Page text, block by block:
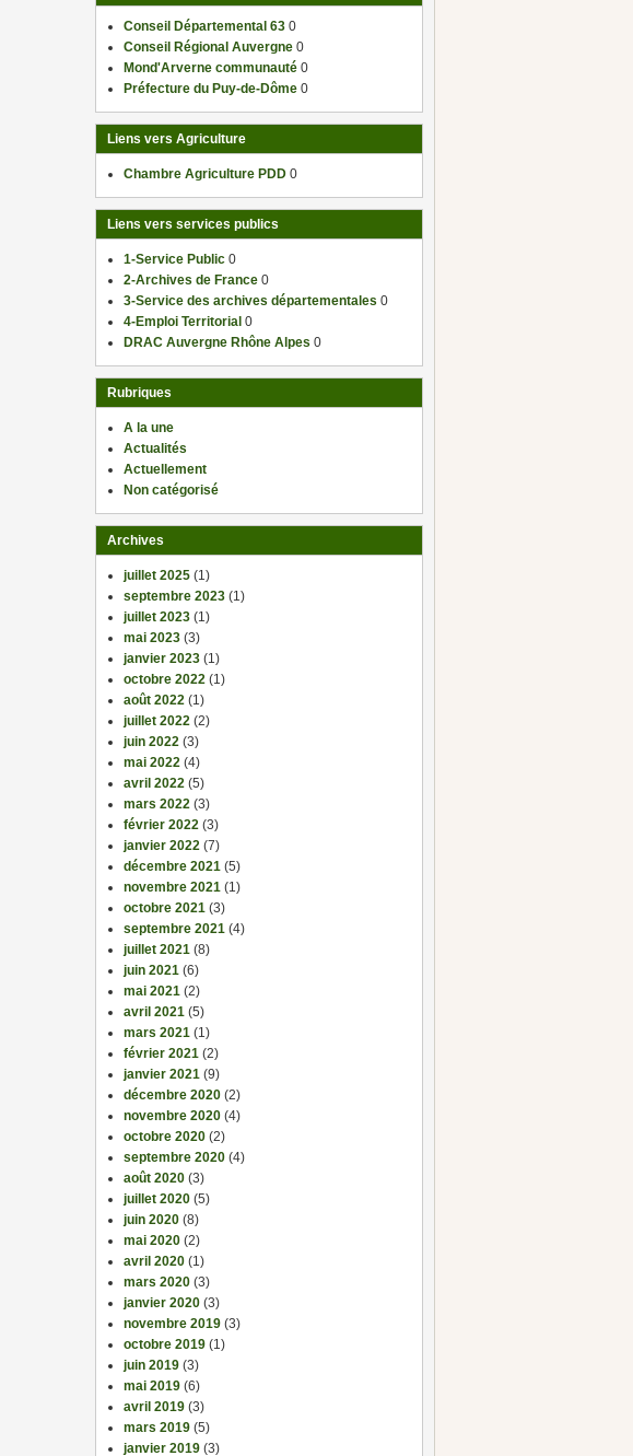
Conseil Départemental 63 0
Conseil Régional Auvergne 0
Mond'Arverne communauté 0
Préfecture du Puy-de-Dôme 0
Liens vers Agriculture
Chambre Agriculture PDD 0
Liens vers services publics
1-Service Public 0
2-Archives de France 0
3-Service des archives départementales 0
4-Emploi Territorial 0
DRAC Auvergne Rhône Alpes 0
Rubriques
A la une
Actualités
Actuellement
Non catégorisé
Archives
juillet 2025 (1)
septembre 2023 (1)
juillet 2023 (1)
mai 2023 (3)
janvier 2023 (1)
octobre 2022 (1)
août 2022 (1)
juillet 2022 (2)
juin 2022 (3)
mai 2022 (4)
avril 2022 (5)
mars 2022 (3)
février 2022 (3)
janvier 2022 (7)
décembre 2021 (5)
novembre 2021 (1)
octobre 2021 (3)
septembre 2021 (4)
juillet 2021 (8)
juin 2021 (6)
mai 2021 (2)
avril 2021 (5)
mars 2021 (1)
février 2021 (2)
janvier 2021 (9)
décembre 2020 (2)
novembre 2020 (4)
octobre 2020 (2)
septembre 2020 (4)
août 2020 (3)
juillet 2020 (5)
juin 2020 (8)
mai 2020 (2)
avril 2020 (1)
mars 2020 (3)
janvier 2020 (3)
novembre 2019 (3)
octobre 2019 (1)
juin 2019 (3)
mai 2019 (6)
avril 2019 (3)
mars 2019 (5)
janvier 2019 (3)